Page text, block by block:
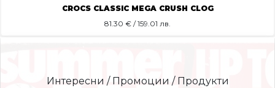
CROCS CLASSIC MEGA CRUSH CLOG
81.30 € / 159.01 лв.
Интересни / Промоции / Продукти